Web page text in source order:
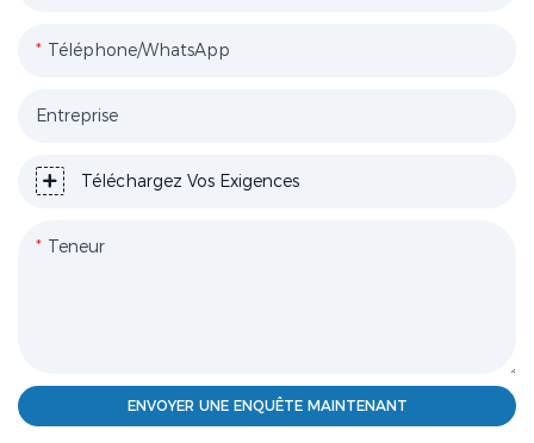
Téléphone/WhatsApp
Entreprise
Téléchargez Vos Exigences
Teneur
ENVOYER UNE ENQUÊTE MAINTENANT